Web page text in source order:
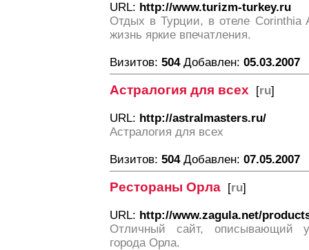
URL: http://www.turizm-turkey.ru
Отдых в Турции, в отеле Corinthia
жизнь яркие впечатления.
Визитов: 504Добавлен: 05.03.2007
Астралогия для всех [ru]
URL: http://astralmasters.ru/
Астралогия для всех
Визитов: 504Добавлен: 07.05.2007
Рестораны Орла [ru]
URL: http://www.zagula.net/
Отличный сайт, описывающий
города Орла.